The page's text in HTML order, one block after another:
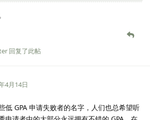
回复了此帖
4月14日
低 GPA 申请失败者的名字，人们也总希望听